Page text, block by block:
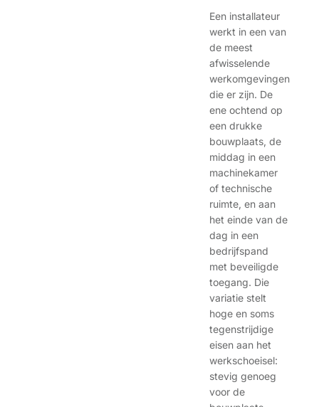
Een installateur
werkt in een van
de meest
afwisselende
werkomgevingen
die er zijn. De
ene ochtend op
een drukke
bouwplaats, de
middag in een
machinekamer
of technische
ruimte, en aan
het einde van de
dag in een
bedrijfspand
met beveiligde
toegang. Die
variatie stelt
hoge en soms
tegenstrijdige
eisen aan het
werkschoeisel:
stevig genoeg
voor de